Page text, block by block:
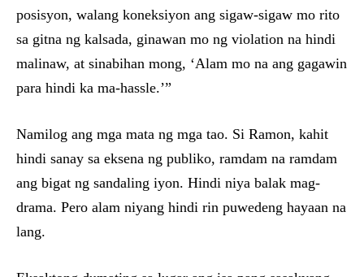
posisyon, walang koneksiyon ang sigaw-sigaw mo rito
sa gitna ng kalsada, ginawan mo ng violation na hindi
malinaw, at sinabihan mong, ‘Alam mo na ang gagawin
para hindi ka ma-hassle.’”
Namilog ang mga mata ng mga tao. Si Ramon, kahit
hindi sanay sa eksena ng publiko, ramdam na ramdam
ang bigat ng sandaling iyon. Hindi niya balak mag-
drama. Pero alam niyang hindi rin puwedeng hayaan na
lang.